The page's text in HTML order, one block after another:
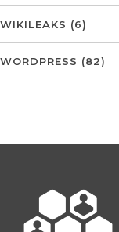
WIKILEAKS (6)
WORDPRESS (82)